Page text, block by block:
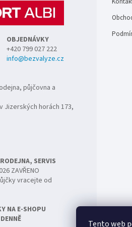
Tento web
OBJEDNÁVKY
+420 799 027 222
info@bezvalyze.cz
půjčovna a
Jizerských horách 173,
SERVIS
ZAVŘENO
vracejte od
NA E-SHOPU